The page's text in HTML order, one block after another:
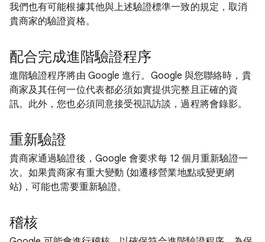
我們也有可能根據其他與上述驗證標準一致的規定，取消
貴商家的驗證資格。
配合完成進階驗證程序
進階驗證程序將由 Google 進行。Google 與您聯絡時，貴
商家及其任何一位代表都必須如實提供完整且正確的資
訊。此外，您也必須同意接受視訊訪談，過程將會錄影。
重新驗證
貴商家通過驗證後，Google 會要求每 12 個月重新驗證一
次。如果貴商家有重大變動 (如遷移營業地點或變更網
站)，可能也需要重新驗證。
稽核